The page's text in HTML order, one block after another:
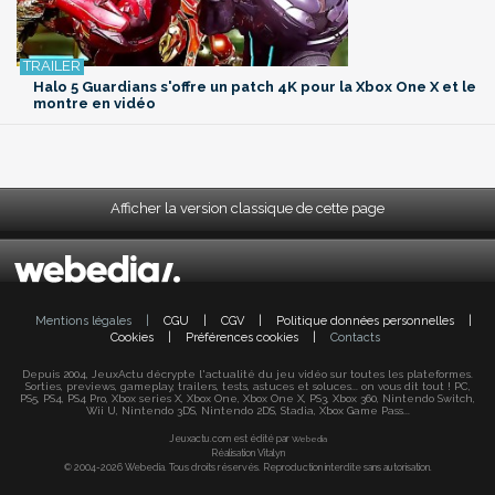
Halo 5 Guardians s'offre un patch 4K pour la Xbox One X et le
montre en vidéo
Afficher la version classique de cette page
Mentions légales CGU CGV Politique données personnelles
Cookies
Préférences cookies Contacts
Depuis 2004, JeuxActu décrypte l'actualité du jeu vidéo sur toutes les plateformes.
Sorties, previews, gameplay, trailers, tests, astuces et soluces... on vous dit tout ! PC,
PS5, PS4, PS4 Pro, Xbox series X, Xbox One, Xbox One X, PS3, Xbox 360, Nintendo Switch,
Wii U, Nintendo 3DS, Nintendo 2DS, Stadia, Xbox Game Pass...
Jeuxactu.com est édité par Webedia
Réalisation Vitalyn
© 2004-2026 Webedia. Tous droits réservés. Reproduction interdite sans autorisation.